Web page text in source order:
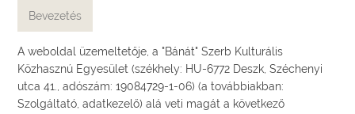
Bevezetés
A weboldal üzemeltetője, a "Bánát" Szerb Kulturális
Közhasznú Egyesület (székhely: HU-6772 Deszk, Széchenyi
utca 41., adószám: 19084729-1-06) (a továbbiakban:
Szolgáltató, adatkezelő) alá veti magát a következő